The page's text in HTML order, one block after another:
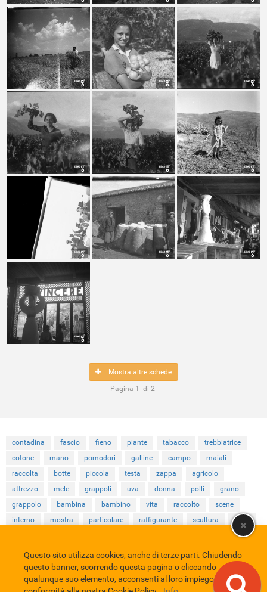
Mostra altre schede
Pagina 1 di 2
contadina fascio fieno piante tabacco
trebbiatrice
cotone
mano pomodori galline campo
maiali
raccolta
botte piccola testa zappa
agricolo
attrezzo
mele grappoli uva donna polli
grano
grappolo
bambina bambino vita raccolto
scene
interno
mostra particolare raffigurante scultura vista
Comune di Eboli Servizio Bibliotecario Nazionale
Privacy policy
Credits
Questo sito utilizza cookies, anche di terze parti. Chiudendo
questo banner, scorrendo questa pagina o cliccando
qualunque suo elemento, acconsenti al loro impiego in